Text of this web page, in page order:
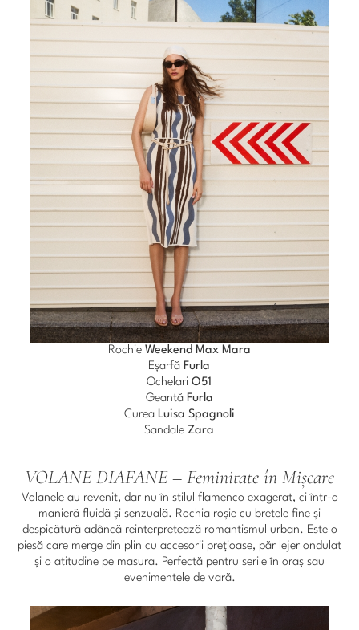
Rochie Weekend Max Mara
EșarfăFurla
OchelariO51
Geantă Furla
Curea Luisa Spagnoli
SandaleZara
VOLANE DIAFANE – Feminitate în Mișcare
Volanele au revenit, dar nu în stilul flamenco exagerat, ci într-o
manieră fluidă și senzuală. Rochia roșie cu bretele fine și
despicătură adâncă reinterpretează romantismul urban. Este o
piesă care merge din plin cu accesorii prețioase, păr lejer ondulat
și o atitudine pe masura. Perfectă pentru serile în oraș sau
evenimentele de vară.